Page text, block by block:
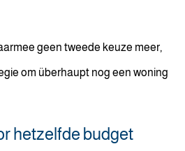
geen tweede keuze meer,
om überhaupt nog een woning
hetzelfde budget